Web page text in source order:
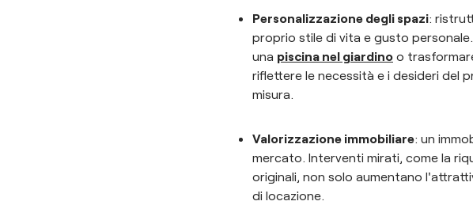
Personalizzazione degli spazi:
proprio stile di vita e gusto
una piscina nel giardino o
riflettere le necessità e i desideri del
misura.
Valorizzazione immobiliare: un
mercato. Interventi mirati, come la
originali, non solo aumentano
di locazione.